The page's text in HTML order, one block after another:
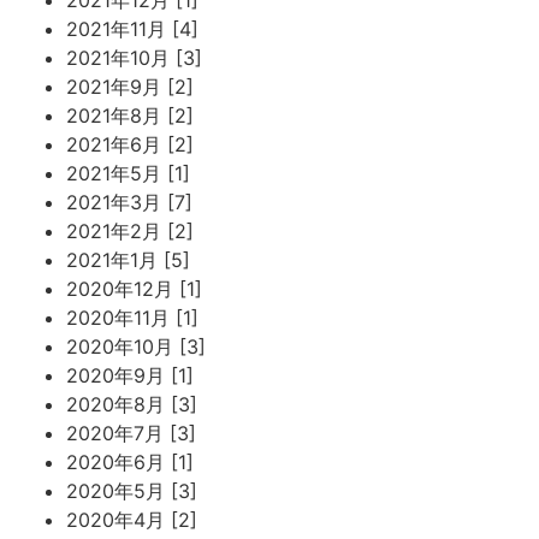
2021年11月 [4]
2021年10月 [3]
2021年9月 [2]
2021年8月 [2]
2021年6月 [2]
2021年5月 [1]
2021年3月 [7]
2021年2月 [2]
2021年1月 [5]
2020年12月 [1]
2020年11月 [1]
2020年10月 [3]
2020年9月 [1]
2020年8月 [3]
2020年7月 [3]
2020年6月 [1]
2020年5月 [3]
2020年4月 [2]